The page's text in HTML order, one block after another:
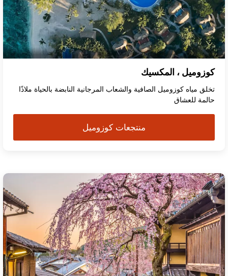
كوزوميل ، المكسيك
تخلق مياه كوزوميل الصافية والشعاب المرجانية النابضة بالحياة ملاذًا
حالمة للعشاق
منتجعات كوزوميل